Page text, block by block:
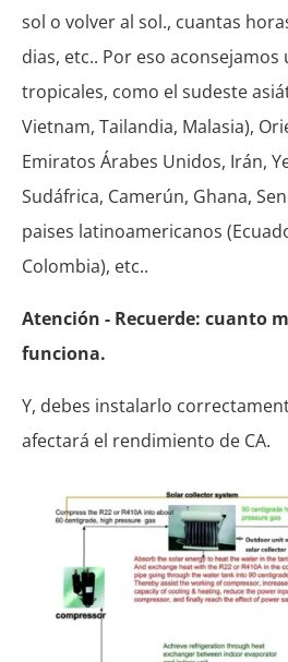
sol o volver al sol., cuantas
dias, etc.. Por eso
tropicales, como el sudeste
Vietnam, Tailandia, Malasia),
Emiratos Árabes Unidos, Irán,
Sudáfrica, Camerún, Ghana,
paises latinoamericanos
Colombia), etc..
Atención - Recuerde: cuanto
funciona.
Y, debes instalarlo
afectará el rendimiento de CA.